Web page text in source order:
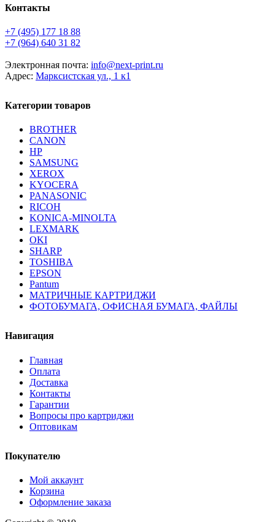
Контакты
+7 (495) 177 18 88
+7 (964) 640 31 82
Электронная почта: info@next-print.ru
Адрес: Марксистская ул., 1 к1
Категории товаров
BROTHER
CANON
HP
SAMSUNG
XEROX
KYOCERA
PANASONIC
RICOH
KONICA-MINOLTA
LEXMARK
OKI
SHARP
TOSHIBA
EPSON
Pantum
МАТРИЧНЫЕ КАРТРИДЖИ
ФОТОБУМАГА, ОФИСНАЯ БУМАГА, ФАЙЛЫ
Навигация
Главная
Оплата
Доставка
Контакты
Гарантии
Вопросы про картриджи
Оптовикам
Покупателю
Мой аккаунт
Корзина
Оформление заказа